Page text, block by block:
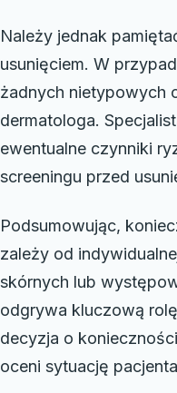
Należy jednak
usunięciem. W
żadnych nietypowych
dermatologa.
ewentualne czynniki
screeningu przed
Podsumowując,
zależy od
skórnych lub
odgrywa kluczową
decyzja o
oceni sytuację